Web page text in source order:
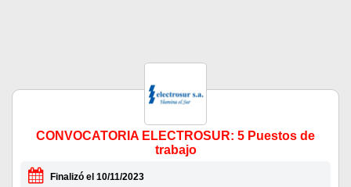
CONVOCATORIA ELECTROSUR: 5 Puestos de
trabajo
Finalizó el 10/11/2023